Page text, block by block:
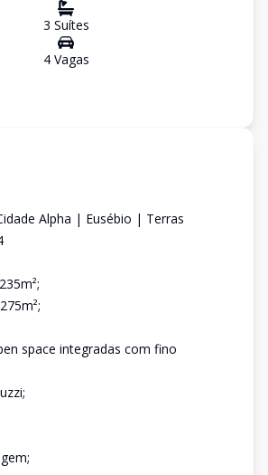
3 Suítes
4Vagas
Alpha | Eusébio | Terras
space integradas com fino